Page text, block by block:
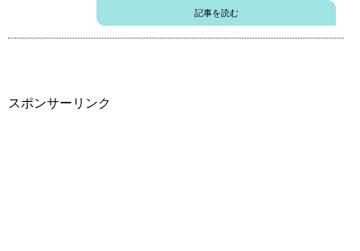
記事を読む
スポンサーリンク